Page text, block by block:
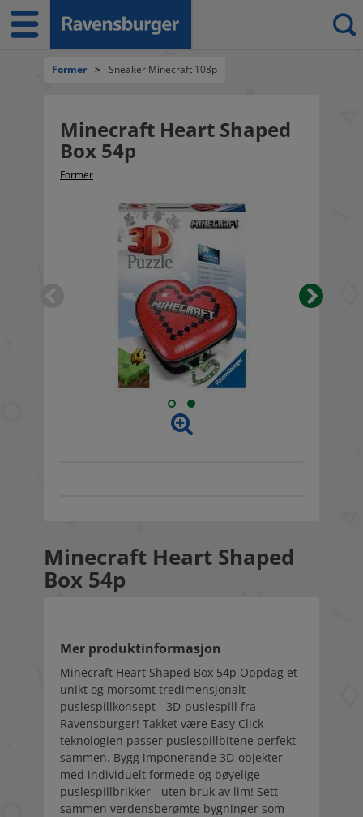
Former > Sneaker Minecraft 108p
Minecraft Heart Shaped
Box 54p
Former
Minecraft Heart Shaped
Box 54p
Mer produktinformasjon
Minecraft Heart Shaped Box 54p Oppdag et
unikt og morsomt tredimensjonalt
puslespillkonsept - 3D-puslespill fra
Ravensburger! Takket være Easy Click-
teknologien passer puslespillbitene perfekt
sammen. Bygg imponerende 3D-objekter
med individuelt formede og bøyelige
puslespillbrikker - uten bruk av lim! Sett
sammen verdensberømte bygninger som